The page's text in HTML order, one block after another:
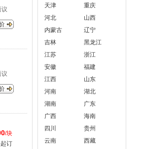
议
议
/块
订
天津
重庆
河北
山西
内蒙古
辽宁
吉林
黑龙江
江苏
浙江
安徽
福建
江西
山东
河南
湖北
湖南
广东
广西
海南
四川
贵州
云南
西藏